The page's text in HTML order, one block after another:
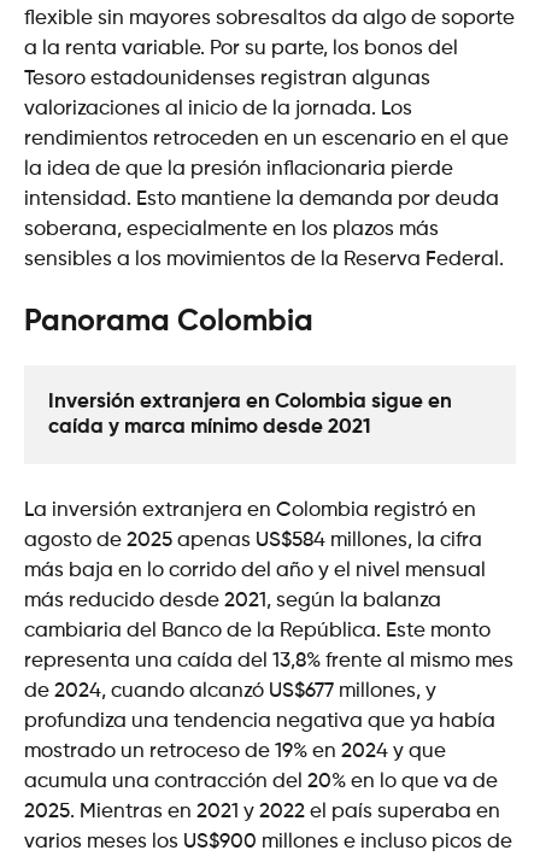
flexible sin mayores sobresaltos da algo de soporte
a la renta variable. Por su parte, los bonos del
Tesoro estadounidenses registran algunas
valorizaciones al inicio de la jornada. Los
rendimientos retroceden en un escenario en el que
la idea de que la presión inflacionaria pierde
intensidad. Esto mantiene la demanda por deuda
soberana, especialmente en los plazos más
sensibles a los movimientos de la Reserva Federal.
Panorama Colombia
Inversión extranjera en Colombia sigue en
caída y marca mínimo desde 2021
La inversión extranjera en Colombia registró en
agosto de 2025 apenas US$584 millones, la cifra
más baja en lo corrido del año y el nivel mensual
más reducido desde 2021, según la balanza
cambiaria del Banco de la República. Este monto
representa una caída del 13,8% frente al mismo mes
de 2024, cuando alcanzó US$677 millones, y
profundiza una tendencia negativa que ya había
mostrado un retroceso de 19% en 2024 y que
acumula una contracción del 20% en lo que va de
2025. Mientras en 2021 y 2022 el país superaba en
varios meses los US$900 millones e incluso picos de